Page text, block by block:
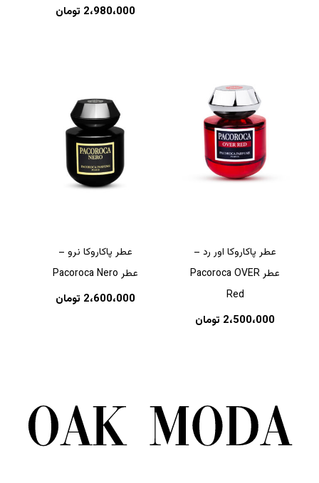
هیچ محصولی در سبد خرید نیست.
بازگشت به فروشگاه
2،980،000 تومان
عطر پاکاروکا اور رد –
عطر Pacoroca OVER
Red
2،500،000 تومان
عطر پاکاروکا نرو –
عطر Pacoroca Nero
2،600،000 تومان